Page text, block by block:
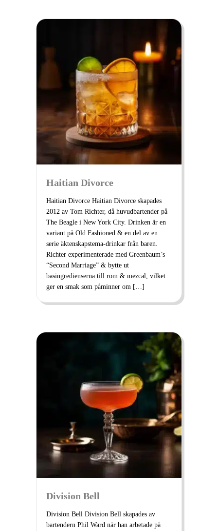
Haitian Divorce
Haitian Divorce Haitian Divorce skapades
2012 av Tom Richter, då huvudbartender på
The Beagle i New York City. Drinken är en
variant på Old Fashioned & en del av en
serie äktenskapstema-drinkar från baren.
Richter experimenterade med Greenbaum’s
“Second Marriage” & bytte ut
basingredienserna till rom & mezcal, vilket
ger en smak som påminner om […]
Division Bell
Division Bell Division Bell skapades av
bartendern Phil Ward när han arbetade på